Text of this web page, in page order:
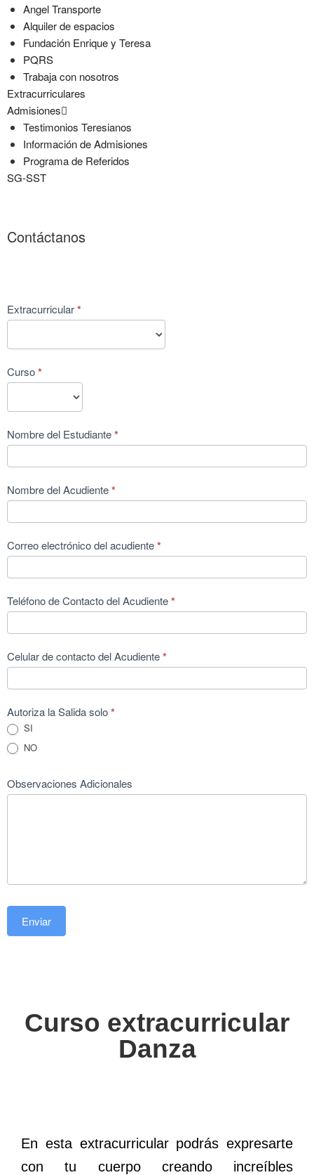
Angel Transporte
Alquiler de espacios
Fundación Enrique y Teresa
PQRS
Trabaja con nosotros
Extracurriculares
Admisiones
Testimonios Teresianos
Información de Admisiones
Programa de Referidos
SG-SST
Contáctanos
Extracurriculares
Extracurricular*
Curso*
Nombre del Estudiante*
Nombre del Acudiente*
Correo electrónico del acudiente*
Teléfono de Contacto del Acudiente*
Celular de contacto del Acudiente*
Autoriza la Salida solo*
SI
NO
Observaciones Adicionales
Enviar
Curso extracurricular
Danza
En esta extracurricular podrás expresarte
con tu cuerpo creando increíbles